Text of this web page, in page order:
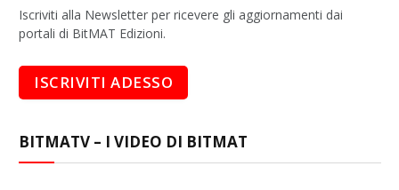
Iscriviti alla Newsletter per ricevere gli aggiornamenti dai
portali di BitMAT Edizioni.
BITMATV – I VIDEO DI BITMAT